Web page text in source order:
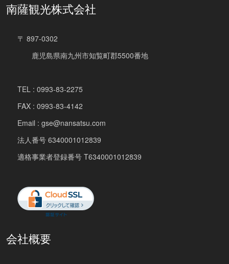
南薩観光株式会社
〒 897-0302
鹿児島県南九州市知覧町郡5500番地
TEL : 0993-83-2275
FAX : 0993-83-4142
Email : gse@nansatsu.com
法人番号 6340001012839
適格事業者登録番号 T6340001012839
会社概要